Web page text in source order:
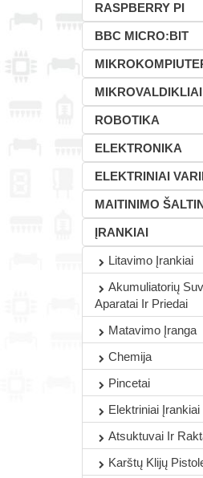
RASPBERRY PI
BBC MICRO:BIT
MIKROVALDIKLIAI
ROBOTIKA
ELEKTRONIKA
ELEKTRINIAI
MAITINIMO
ĮRANKIAI
Litavimo Įrankiai
Akumuliatorių
Aparatai Ir Priedai
Matavimo Įranga
Chemija
Pincetai
Elektriniai Įrankiai
Atsuktuvai Ir
Karštų Klijų